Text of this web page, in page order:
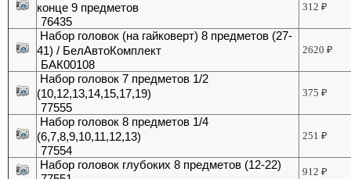
конце 9 предметов
76435
312₽
Набор головок (на гайковерт) 8 предметов (27-
41) / БелАвтоКомплект
БАК00108
2620₽
Набор головок 7 предметов 1/2
(10,12,13,14,15,17,19)
77555
375₽
Набор головок 8 предметов 1/4
(6,7,8,9,10,11,12,13)
77554
251₽
Набор головок глубоких 8 предметов (12-22)
912₽